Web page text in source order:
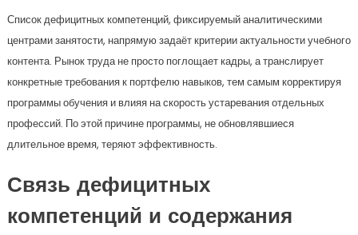
Список дефицитных компетенций, фиксируемый аналитическими
центрами занятости, напрямую задаёт критерии актуальности учебного
контента. Рынок труда не просто поглощает кадры, а транслирует
конкретные требования к портфелю навыков, тем самым корректируя
программы обучения и влияя на скорость устаревания отдельных
профессий. По этой причине программы, не обновлявшиеся
длительное время, теряют эффективность.
Связь дефицитных
компетенций и содержания